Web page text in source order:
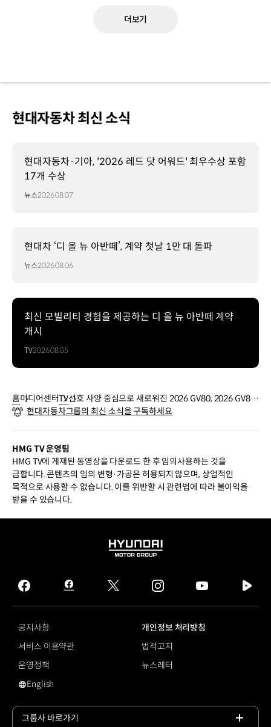
더보기
현대자동차 최신 소식
현대자동차·기아, '2026 레드 닷 어워드' 최우수상 포함
17개 수상
뉴스2026.08.07
현대차 ‘디 올 뉴 아반떼’, 계약 첫날 1만 대 돌파
뉴스2026.08.06
최신 모빌리티 경험을 제공하는 디 올 뉴 아반떼 계약
개시
TV2026.08.05
홈미디어센터TV선호 사양 중심으로 새로워진 2026 GV80, 2026 GV80
쿠페 | 제네시스
현대자동차그룹의 최신 소식을 구독하세요
HMG TV 운영팀
HMG TV에 게재된 동영상을 다운로드 한 후 임의사용하는 것을
금합니다. 콘텐츠의 임의 변형·가공은 허용되지 않으며, 상업적인
목적으로 사용할 수 없습니다. 이를 위반할 시 관련법에 따라 불이익을
받을 수 있습니다.
HYUNDAI
GROUP
facebook
hmg
journal
twitter instagram
tv
공지사항
개인정보 처리방침
서비스 이용약관
법적고지
운영정책
뉴스레터
영문 사이트로 이동
English
그룹사 바로가기